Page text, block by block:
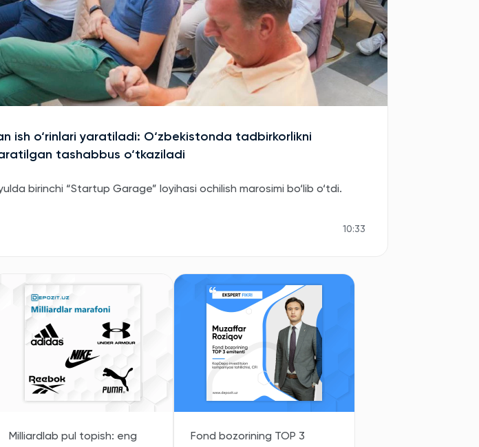
ish o‘rinlari yaratiladi: O‘zbekistonda tadbirkorlikni
tashabbus o‘tkaziladi
birinchi “Startup Garage” loyihasi ochilish marosimi bo‘lib o‘tdi.
10:33
Milliardlab pul topish: eng
Fond bozorining TOP 3